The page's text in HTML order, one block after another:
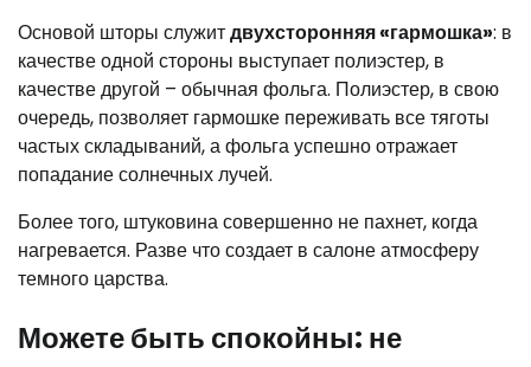
Основой шторы служитдвухсторонняя «гармошка»: в
качестве одной стороны выступает полиэстер, в
качестве другой – обычная фольга. Полиэстер, в свою
очередь, позволяет гармошке переживать все тяготы
частых складываний, а фольга успешно отражает
попадание солнечных лучей.
Более того, штуковина совершенно не пахнет, когда
нагревается. Разве что создает в салоне атмосферу
темного царства.
Можете быть спокойны: не